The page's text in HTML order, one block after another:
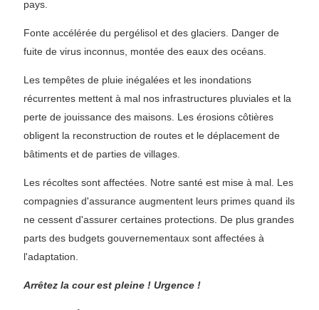
pays.
Fonte accélérée du pergélisol et des glaciers. Danger de
fuite de virus inconnus, montée des eaux des océans.
Les tempêtes de pluie inégalées et les inondations
récurrentes mettent à mal nos infrastructures pluviales et la
perte de jouissance des maisons. Les érosions côtières
obligent la reconstruction de routes et le déplacement de
bâtiments et de parties de villages.
Les récoltes sont affectées. Notre santé est mise à mal. Les
compagnies d'assurance augmentent leurs primes quand ils
ne cessent d'assurer certaines protections. De plus grandes
parts des budgets gouvernementaux sont affectées à
l'adaptation.
Arrêtez la cour est pleine ! Urgence !